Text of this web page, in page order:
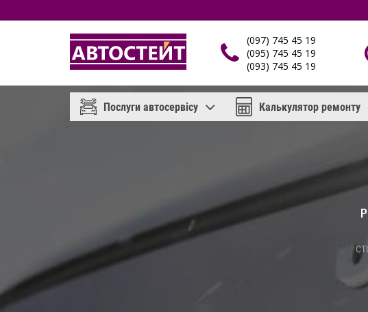
(097) 745 45 19
(095) 745 45 19
(093) 745 45 19
Послуги автосервісу Калькулятор ремонту